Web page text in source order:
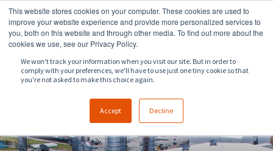
This website stores cookies on your computer. These cookies are used to
improve your website experience and provide more personalized services to
you, both on this website and through other media. To find out more about the
cookies we use, see our Privacy Policy.
We won't track your information when you visit our site. But in order to
comply with your preferences, we'll have to use just one tiny cookie so that
you're not asked to make this choice again.
Accept Decline
918.258.8551 sales@zeeco.com